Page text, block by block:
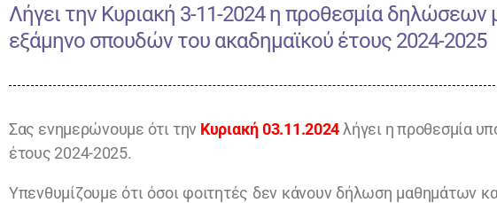
Λήγει την Κυριακή 3-11-2024 η προθεσμία δηλώσεων
εξάμηνο σπουδών του ακαδημαϊκού έτους 2024-2025
Σας ενημερώνουμε ότι την Κυριακή 03.11.2024 λήγει η προθεσμία
έτους 2024-2025.
Υπενθυμίζουμε ότι όσοι φοιτητές δεν κάνουν δήλωση μαθημάτων